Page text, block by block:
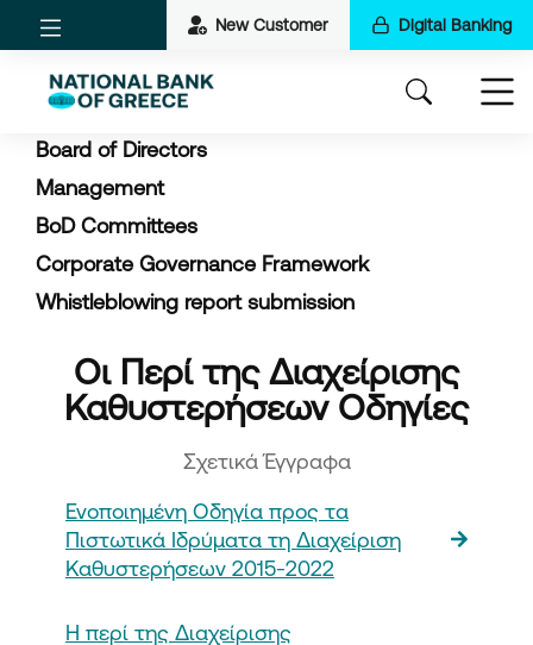
New Customer Digital Banking
Board of Directors
Management
BoD Committees
Corporate Governance Framework
Whistleblowing report submission
Οι Περί της Διαχείρισης
Καθυστερήσεων Οδηγίες
Σχετικά Έγγραφα
Ενοποιημένη Οδηγία προς τα
Πιστωτικά Ιδρύματα τη Διαχείριση
Καθυστερήσεων 2015-2022
Η περί της Διαχείρισης